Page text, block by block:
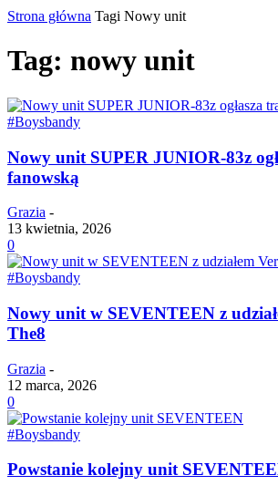
Strona główna Tagi Nowy unit
Tag: nowy unit
#Boysbandy
Nowy unit SUPER JUNIOR-83z
fanowską
Grazia -
13 kwietnia, 2026
0
#Boysbandy
Nowy unit w SEVENTEEN z
The8
Grazia -
12 marca, 2026
0
#Boysbandy
Powstanie kolejny unit